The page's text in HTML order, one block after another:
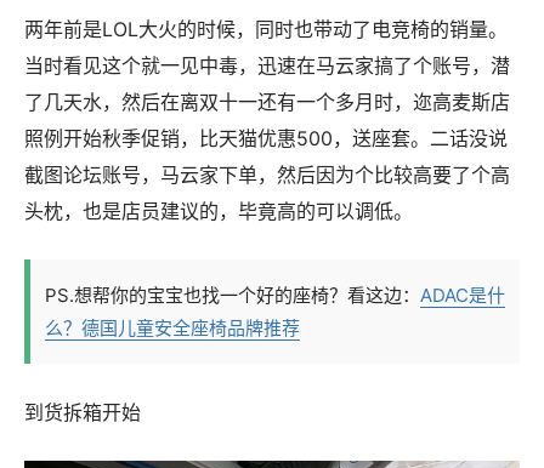
两年前是LOL大火的时候，同时也带动了电竞椅的销量。
当时看见这个就一见中毒，迅速在马云家搞了个账号，潜
了几天水，然后在离双十一还有一个多月时，迩高麦斯店
照例开始秋季促销，比天猫优惠500，送座套。二话没说
截图论坛账号，马云家下单，然后因为个比较高要了个高
头枕，也是店员建议的，毕竟高的可以调低。
PS.想帮你的宝宝也找一个好的座椅？看这边： ADAC是什
么？德国儿童安全座椅品牌推荐
到货拆箱开始